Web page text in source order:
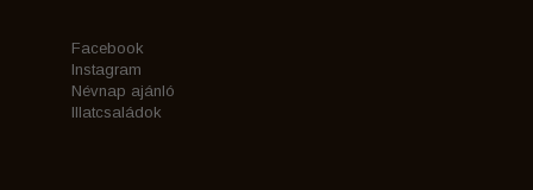
Facebook
Instagram
Névnap ajánló
Illatcsaládok